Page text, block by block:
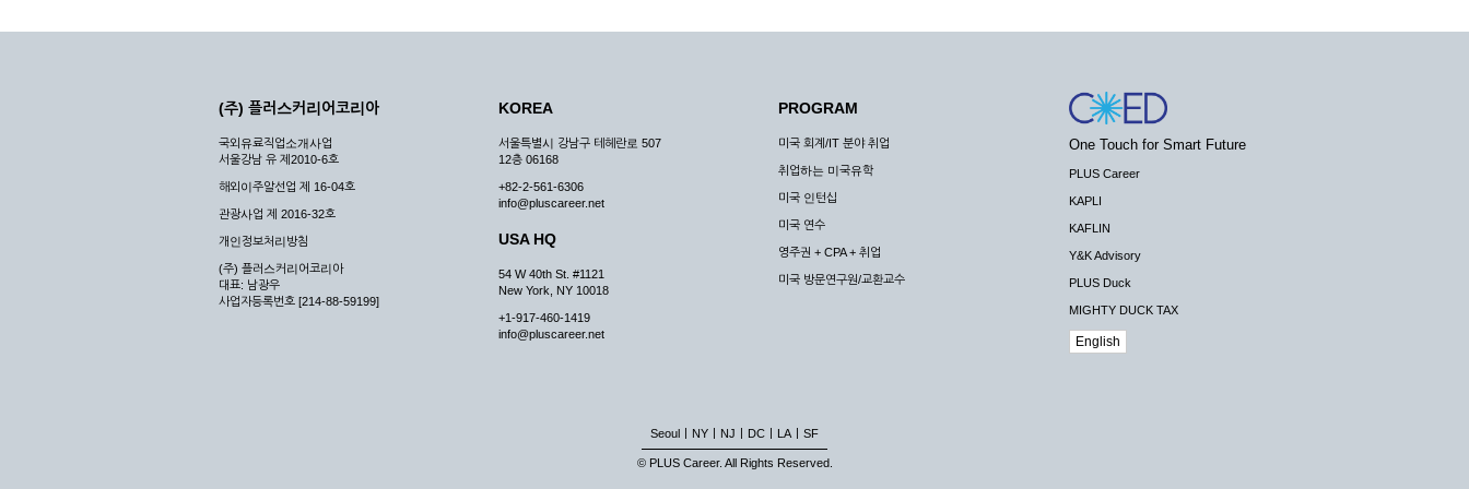
(주) 플러스커리어코리아
국외유료직업소개사업
서울강남 유 제2010-6호
해외이주알선업 제 16-04호
관광사업 제 2016-32호
개인정보처리방침
(주) 플러스커리어코리아
대표: 남광우
사업자등록번호 [214-88-59199]
KOREA
서울특별시 강남구 테헤란로 507
12층 06168
+82-2-561-6306
info@pluscareer.net
USA HQ
54 W 40th St. #1121
New York, NY 10018
+1-917-460-1419
info@pluscareer.net
PROGRAM
미국 회계/IT 분야 취업
취업하는 미국유학
미국 인턴십
미국 연수
영주권 + CPA + 취업
미국 방문연구원/교환교수
One Touch for Smart Future
PLUS Career
KAPLI
KAFLIN
Y&K Advisory
PLUS Duck
MIGHTY DUCK TAX
English
Seoul NY NJ DC LA SF
© PLUS Career. All Rights Reserved.